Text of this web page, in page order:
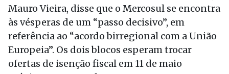
Mauro Vieira, disse que o Mercosul se encontra
às vésperas de um “passo decisivo”, em
referência ao “acordo birregional com a União
Europeia”. Os dois blocos esperam trocar
ofertas de isenção fiscal em 11 de maio